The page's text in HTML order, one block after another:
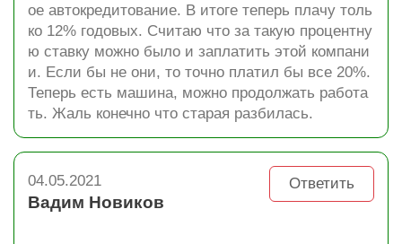
ое автокредитование. В итоге теперь плачу толь
ко 12% годовых. Считаю что за такую процентну
ю ставку можно было и заплатить этой компани
и. Если бы не они, то точно платил бы все 20%.
Теперь есть машина, можно продолжать работа
ть. Жаль конечно что старая разбилась.
Ответить
04.05.2021
Вадим Новиков